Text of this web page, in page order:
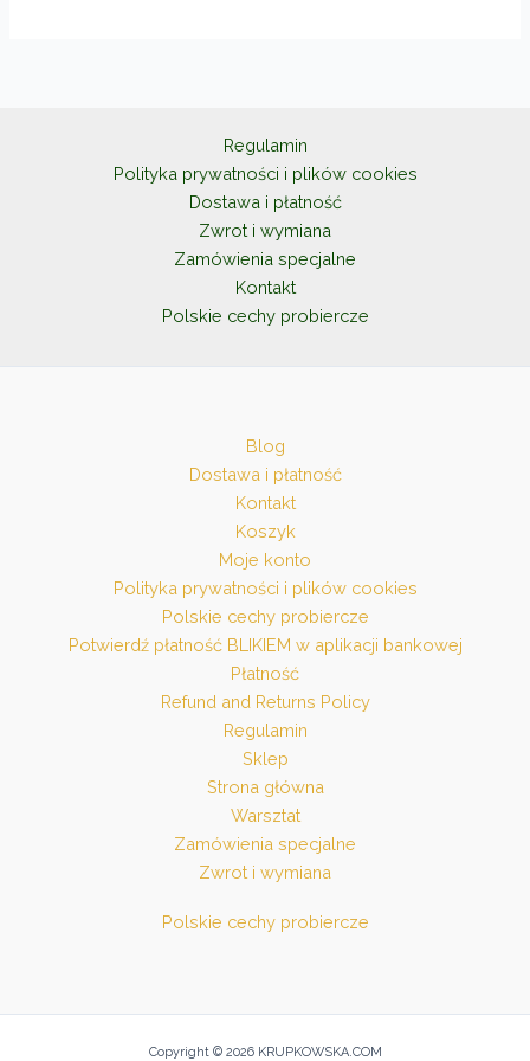
na
stronie
produktu
Regulamin
Polityka prywatności i plików cookies
Dostawa i płatność
Zwrot i wymiana
Zamówienia specjalne
Kontakt
Polskie cechy probiercze
Blog
Dostawa i płatność
Kontakt
Koszyk
Moje konto
Polityka prywatności i plików cookies
Polskie cechy probiercze
Potwierdź płatność BLIKIEM w aplikacji bankowej
Płatność
Refund and Returns Policy
Regulamin
Sklep
Strona główna
Warsztat
Zamówienia specjalne
Zwrot i wymiana
Polskie cechy probiercze
Copyright © 2026 KRUPKOWSKA.COM